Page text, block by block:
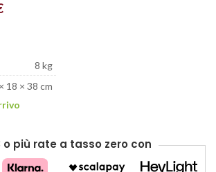
8 kg
18 × 38 cm
o più rate a tasso zero con